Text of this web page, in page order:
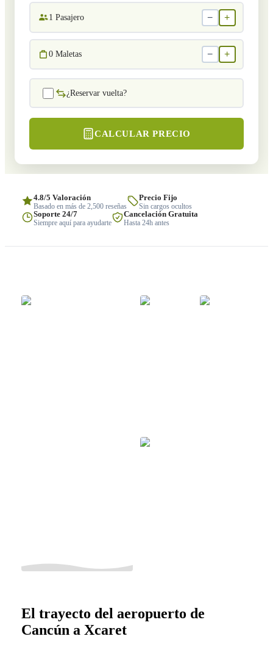
1 Pasajero − +
0 Maletas − +
¿Reservar vuelta?
CALCULAR PRECIO
4.8/5 Valoración
Basado en más de 2,500 reseñas
Precio Fijo
Sin cargos ocultos
Soporte 24/7
Siempre aquí para ayudarte
Cancelación Gratuita
Hasta 24h antes
El trayecto del aeropuerto de
Cancún a Xcaret